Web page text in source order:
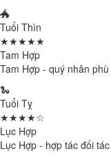
🐲
Tuổi Thìn
★★★★★
Tam Hợp
Tam Hợp - quý nhân
🐍
Tuổi Tỵ
★★★★☆
Lục Hợp
Lục Hợp - hợp tác đối